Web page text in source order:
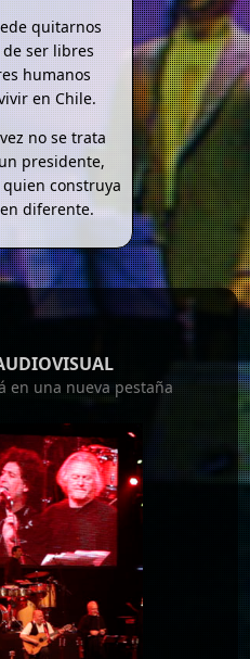
quitarnos
ser libres
humanos
en Chile.
no se trata
presidente,
construya
diferente.
en una nueva pestaña